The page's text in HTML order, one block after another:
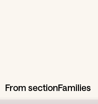
From sectionFamilies